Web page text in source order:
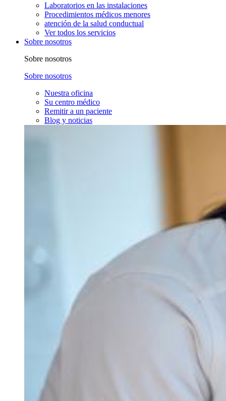
Laboratorios en las instalaciones
Procedimientos médicos menores
atención de la salud conductual
Ver todos los servicios
Sobre nosotros
Sobre nosotros
Sobre nosotros
Nuestra oficina
Su centro médico
Remitir a un paciente
Blog y noticias